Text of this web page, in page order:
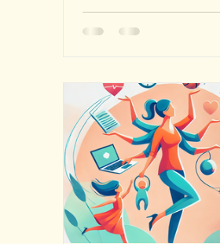
výkonech, ale především
komunikace i
týmů. Účastníci se
zážitkových aktivit a
technik věnovali